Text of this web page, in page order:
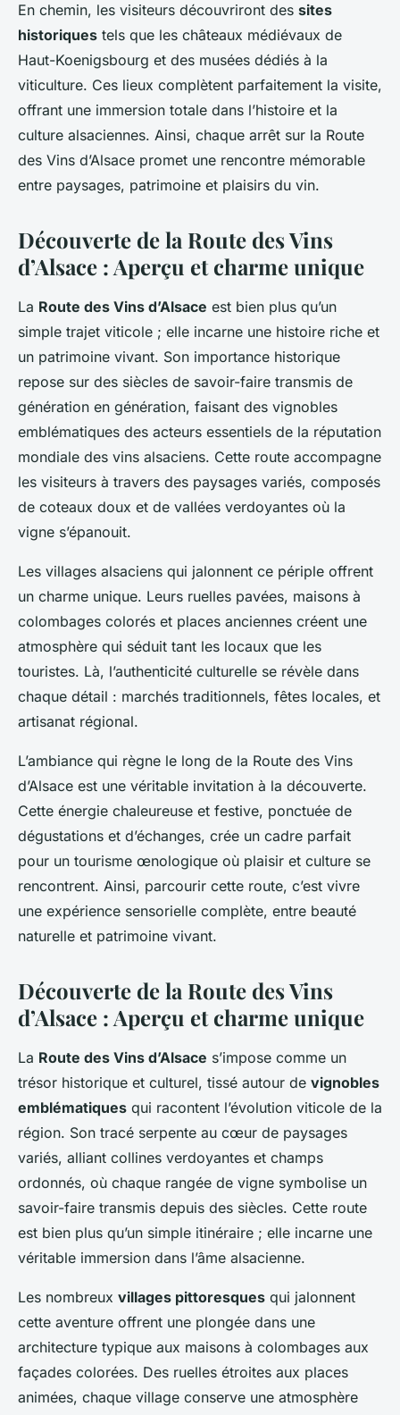
En chemin, les visiteurs découvriront des sites
historiques tels que les châteaux médiévaux de
Haut-Koenigsbourg et des musées dédiés à la
viticulture. Ces lieux complètent parfaitement la visite,
offrant une immersion totale dans l’histoire et la
culture alsaciennes. Ainsi, chaque arrêt sur la Route
des Vins d’Alsace promet une rencontre mémorable
entre paysages, patrimoine et plaisirs du vin.
Découverte de la Route des Vins
d’Alsace : Aperçu et charme unique
La Route des Vins d’Alsace est bien plus qu’un
simple trajet viticole ; elle incarne une histoire riche et
un patrimoine vivant. Son importance historique
repose sur des siècles de savoir-faire transmis de
génération en génération, faisant des vignobles
emblématiques des acteurs essentiels de la réputation
mondiale des vins alsaciens. Cette route accompagne
les visiteurs à travers des paysages variés, composés
de coteaux doux et de vallées verdoyantes où la
vigne s’épanouit.
Les villages alsaciens qui jalonnent ce périple offrent
un charme unique. Leurs ruelles pavées, maisons à
colombages colorés et places anciennes créent une
atmosphère qui séduit tant les locaux que les
touristes. Là, l’authenticité culturelle se révèle dans
chaque détail : marchés traditionnels, fêtes locales, et
artisanat régional.
L’ambiance qui règne le long de la Route des Vins
d’Alsace est une véritable invitation à la découverte.
Cette énergie chaleureuse et festive, ponctuée de
dégustations et d’échanges, crée un cadre parfait
pour un tourisme œnologique où plaisir et culture se
rencontrent. Ainsi, parcourir cette route, c’est vivre
une expérience sensorielle complète, entre beauté
naturelle et patrimoine vivant.
Découverte de la Route des Vins
d’Alsace : Aperçu et charme unique
La Route des Vins d’Alsace s’impose comme un
trésor historique et culturel, tissé autour de vignobles
emblématiques qui racontent l’évolution viticole de la
région. Son tracé serpente au cœur de paysages
variés, alliant collines verdoyantes et champs
ordonnés, où chaque rangée de vigne symbolise un
savoir-faire transmis depuis des siècles. Cette route
est bien plus qu’un simple itinéraire ; elle incarne une
véritable immersion dans l’âme alsacienne.
Les nombreux villages pittoresques qui jalonnent
cette aventure offrent une plongée dans une
architecture typique aux maisons à colombages aux
façades colorées. Des ruelles étroites aux places
animées, chaque village conserve une atmosphère